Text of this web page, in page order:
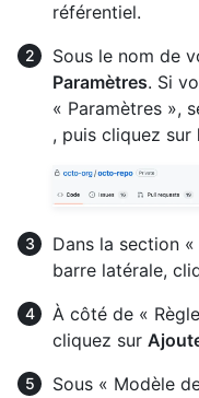
référentiel.
Sous le nom de
Paramètres. Si
« Paramètres »,
, puis cliquez sur
Dans la section
barre latérale,
À côté de «
cliquez sur
Sous « Modèle